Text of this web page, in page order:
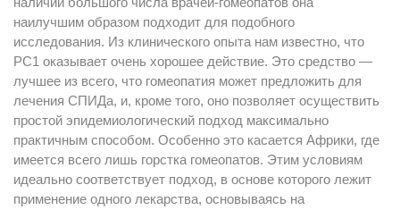
наилучшим образом подходит для подобного
исследования. Из клинического опыта нам известно, что
РС1 оказывает очень хорошее действие. Это средство —
лучшее из всего, что гомеопатия может предложить для
лечения СПИДа, и, кроме того, оно позволяет осуществить
простой эпидемиологический подход максимально
практичным способом. Особенно это касается Африки, где
имеется всего лишь горстка гомеопатов. Этим условиям
идеально соответствует подход, в основе которого лежит
применение одного лекарства, основываясь на